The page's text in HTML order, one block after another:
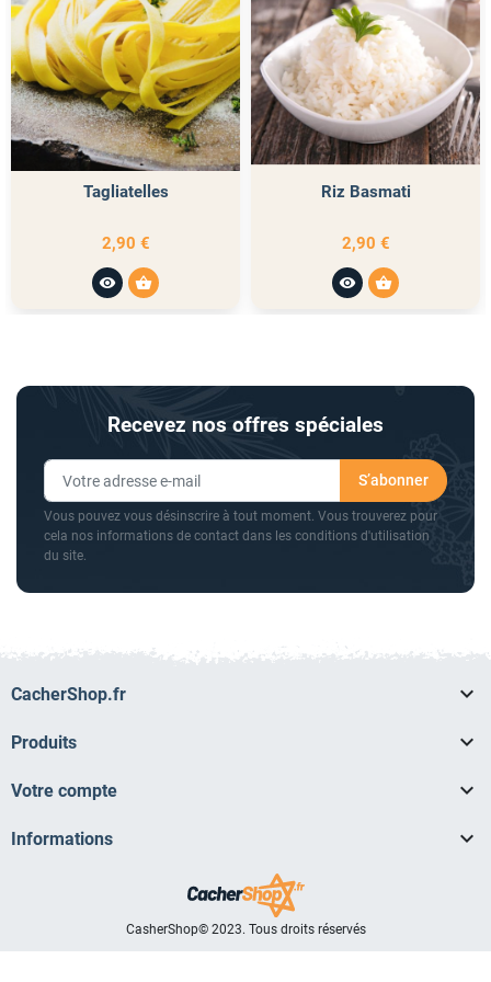
Tagliatelles
2,90 €
visibility shopping_basket
Riz Basmati
2,90 €
visibility shopping_basket
Recevez nos offres spéciales
Vous pouvez vous désinscrire à tout moment. Vous trouverez pour
cela nos informations de contact dans les conditions d'utilisation
du site.
CacherShop.fr 
Produits 
Votre compte 
Informations 
CasherShop© 2023. Tous droits réservés